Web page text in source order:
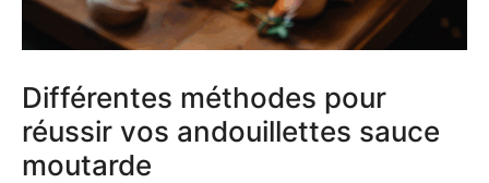
Différentes méthodes pour
réussir vos andouillettes sauce
moutarde